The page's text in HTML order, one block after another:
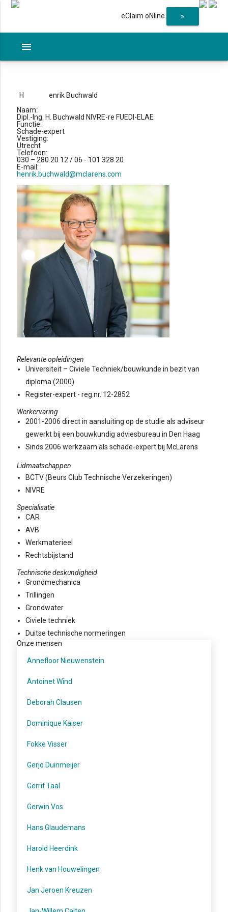
eClaim oNline »
menu
H
enrik Buchwald
Naam:
Dipl.-Ing. H. Buchwald NIVRE-re FUEDI-ELAE
Functie:
Schade-expert
Vestiging:
Utrecht
Telefoon:
030 – 280 20 12 / 06 - 101 328 20
E-mail:
henrik.buchwald@mclarens.com
Relevante opleidingen
Universiteit – Civiele Techniek/bouwkunde in bezit van
diploma (2000)
Register-expert - reg.nr. 12-2852
Werkervaring
2001-2006 direct in aansluiting op de studie als adviseur
gewerkt bij een bouwkundig adviesbureau in Den Haag
Sinds 2006 werkzaam als schade-expert bij McLarens
Lidmaatschappen
BCTV (Beurs Club Technische Verzekeringen)
NIVRE
Specialisatie
CAR
AVB
Werkmaterieel
Rechtsbijstand
Technische deskundigheid
Grondmechanica
Trillingen
Grondwater
Civiele techniek
Duitse technische normeringen
Onze mensen
Annefloor Nieuwenstein
Antoinet Wind
Deborah Clausen
Dominique Kaiser
Fokke Visser
Gerjo Duinmeijer
Gerrit Taal
Gerwin Vos
Hans Glaudemans
Harold Heerdink
Henk van Houwelingen
Jan Jeroen Kreuzen